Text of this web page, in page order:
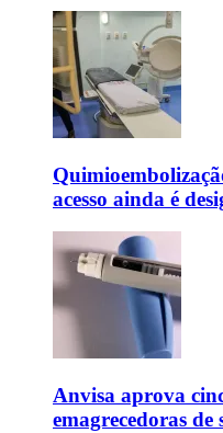
acesso ainda é
Anvisa aprova
emagrecedoras de